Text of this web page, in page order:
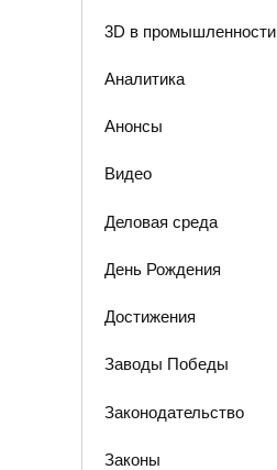
3D в промышленности
Аналитика
Анонсы
Видео
Деловая среда
День Рождения
Достижения
Заводы Победы
Законодательство
Законы